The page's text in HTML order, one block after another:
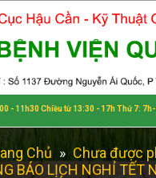
- 11h30 Chiều từ 13:30 - 17h Thứ 7:
Chủ » Chưa được
BÁO LỊCH NGHỈ TẾT